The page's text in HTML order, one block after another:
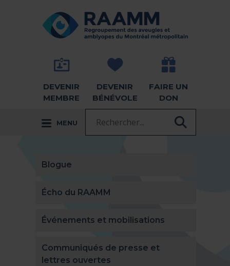
RETOUR À LA PAGE D'ACCUEIL -
DEVENIR
MEMBRE
DEVENIR
BÉNÉVOLE
FAIRE UN
DON
MENU
Blogue
Écho du RAAMM
Événements et mobilisations
Communiqués de presse et
lettres ouvertes